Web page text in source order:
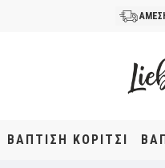
ΒΆΠΤΙΣΗ KOΡΊΤΣΙ